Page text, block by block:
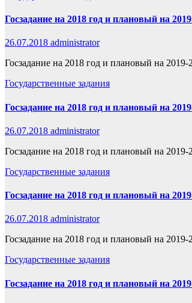
Госзадание на 2018 год и плановый на
26.07.2018 administrator
Госзадание на 2018 год и плановый на
Государственные задания
Госзадание на 2018 год и плановый на
26.07.2018 administrator
Госзадание на 2018 год и плановый на
Государственные задания
Госзадание на 2018 год и плановый на
26.07.2018 administrator
Госзадание на 2018 год и плановый на
Государственные задания
Госзадание на 2018 год и плановый на